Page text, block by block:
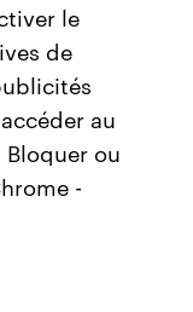
le
de
au
Bloquer ou
-